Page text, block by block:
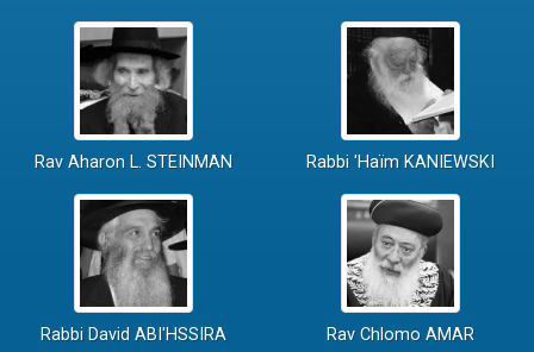
Rav Aharon L. STEINMAN Rabbi 'Haïm KANIEWSKI
Rabbi David ABI'HSSIRA Rav Chlomo AMAR